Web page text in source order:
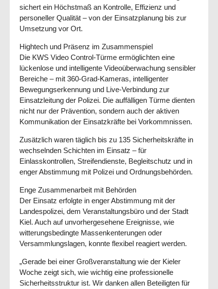
sichert ein Höchstmaß an Kontrolle, Effizienz und
personeller Qualität – von der Einsatzplanung bis zur
Umsetzung vor Ort.
Hightech und Präsenz im Zusammenspiel
Die KWS Video Control-Türme ermöglichten eine
lückenlose und intelligente Videoüberwachung sensibler
Bereiche – mit 360-Grad-Kameras, intelligenter
Bewegungserkennung und Live-Verbindung zur
Einsatzleitung der Polizei. Die auffälligen Türme dienten
nicht nur der Prävention, sondern auch der aktiven
Kommunikation der Einsatzkräfte bei Vorkommnissen.
Zusätzlich waren täglich bis zu 135 Sicherheitskräfte in
wechselnden Schichten im Einsatz – für
Einlasskontrollen, Streifendienste, Begleitschutz und in
enger Abstimmung mit Polizei und Ordnungsbehörden.
Enge Zusammenarbeit mit Behörden
Der Einsatz erfolgte in enger Abstimmung mit der
Landespolizei, dem Veranstaltungsbüro und der Stadt
Kiel. Auch auf unvorhergesehene Ereignisse, wie
witterungsbedingte Massenkenterungen oder
Versammlungslagen, konnte flexibel reagiert werden.
„Gerade bei einer Großveranstaltung wie der Kieler
Woche zeigt sich, wie wichtig eine professionelle
Sicherheitsstruktur ist. Wir danken allen Beteiligten für